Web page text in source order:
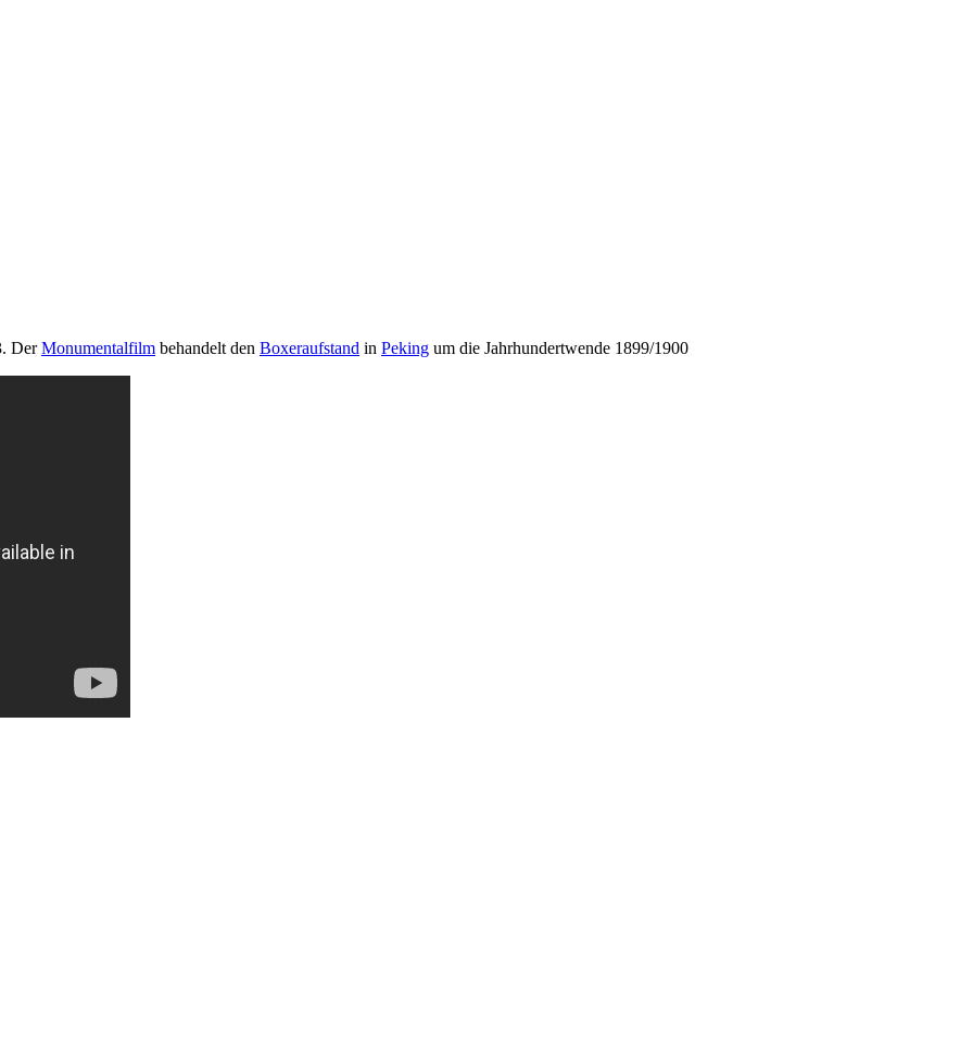
DerMonumentalfilm behandelt den Boxeraufstand in Peking um die Jahrhundertwende 1899/1900